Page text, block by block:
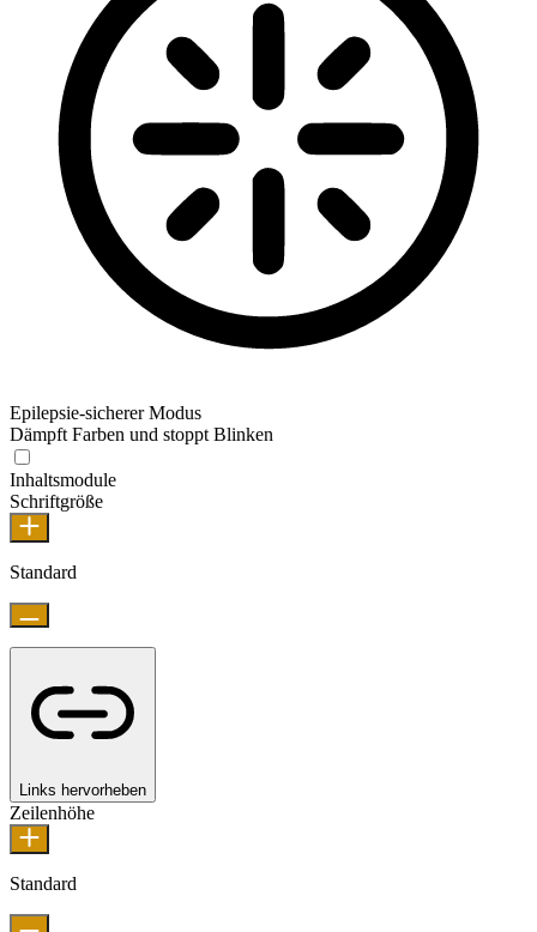
Epilepsie-sicherer Modus
Dämpft Farben und stoppt Blinken
Inhaltsmodule
Schriftgröße
Standard
Links hervorheben
Zeilenhöhe
Standard